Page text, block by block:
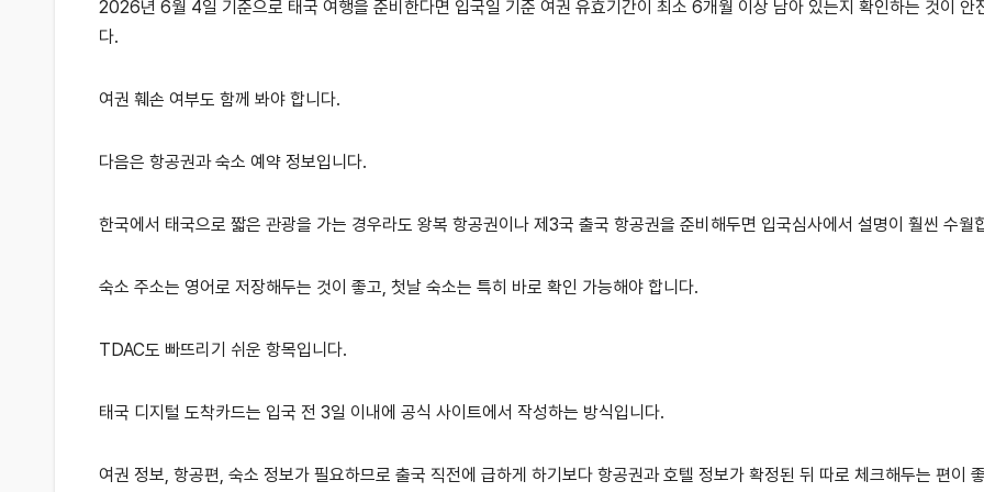
2026년 6월 4일 기준으로 태국 여행을 준비한다면 입국일 기준 여권 유효기간이 최소 6개월 이상 남아 있는지 확인하는 것이 안
다.
여권 훼손 여부도 함께 봐야 합니다.
다음은 항공권과 숙소 예약 정보입니다.
한국에서 태국으로 짧은 관광을 가는 경우라도 왕복 항공권이나 제3국 출국 항공권을 준비해두면 입국심사에서 설명이 훨씬 수월
숙소 주소는 영어로 저장해두는 것이 좋고, 첫날 숙소는 특히 바로 확인 가능해야 합니다.
TDAC도 빠뜨리기 쉬운 항목입니다.
태국 디지털 도착카드는 입국 전 3일 이내에 공식 사이트에서 작성하는 방식입니다.
여권 정보, 항공편, 숙소 정보가 필요하므로 출국 직전에 급하게 하기보다 항공권과 호텔 정보가 확정된 뒤 따로 체크해두는 편이